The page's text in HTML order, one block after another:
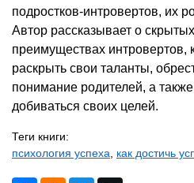
подростков-интровертов, их
Автор рассказывает о
преимуществах интровертов,
раскрыть свои таланты,
понимание родителей, а
добиваться своих целей.
Теги книги:
психология успеха
как достичь